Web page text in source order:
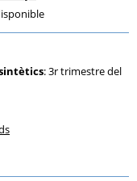
: 3r trimestre del